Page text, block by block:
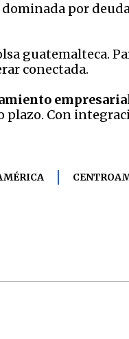
por
guatemalteca.
conectada.
plazo. Con